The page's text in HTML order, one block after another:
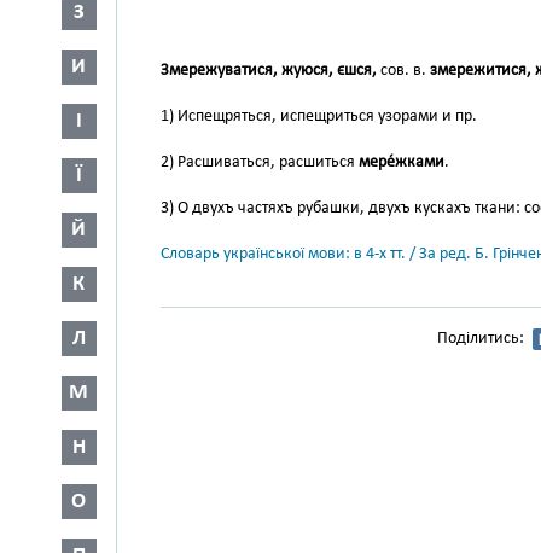
З
И
І
Ї
Й
К
Л
М
Н
О
Змережуватися, жуюся, єшся, сов. в. змережитися,
1) Испещряться, испещриться узорами и пр.
2) Расшиваться, расшиться мере́жками.
3) О двухъ частяхъ рубашки, двухъ кускахъ ткани:
Словарь української мови: в 4-х тт. / За ред. Б.
Поділитись: